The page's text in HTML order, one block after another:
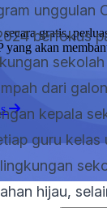
unggulan
berfokus
dari
kepala
guru kelas
hijau,
gratis,
yang akan